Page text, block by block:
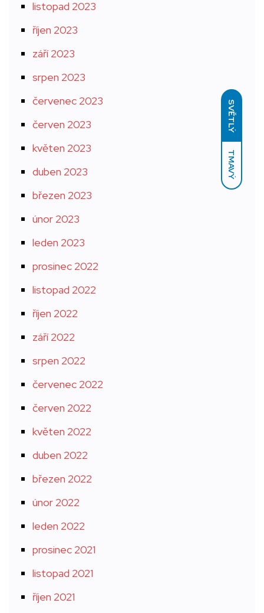
SVĚTLÝ
TMAVÝ
listopad 2023
říjen 2023
září 2023
srpen 2023
červenec 2023
červen 2023
květen 2023
duben 2023
březen 2023
únor 2023
leden 2023
prosinec 2022
listopad 2022
říjen 2022
září 2022
srpen 2022
červenec 2022
červen 2022
květen 2022
duben 2022
březen 2022
únor 2022
leden 2022
prosinec 2021
listopad 2021
říjen 2021